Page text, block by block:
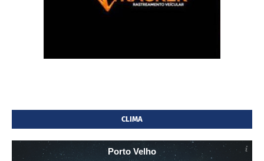
CLIMA
Porto Velho